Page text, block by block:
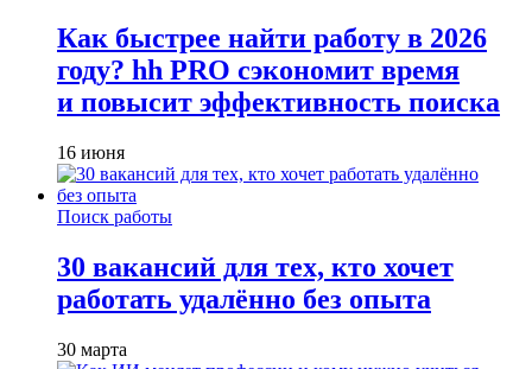
Как быстрее найти работу в 2026
году? hh PRO сэкономит время
и повысит эффективность поиска
16 июня
Поиск работы
30 вакансий для тех, кто хочет
работать удалённо без опыта
30 марта